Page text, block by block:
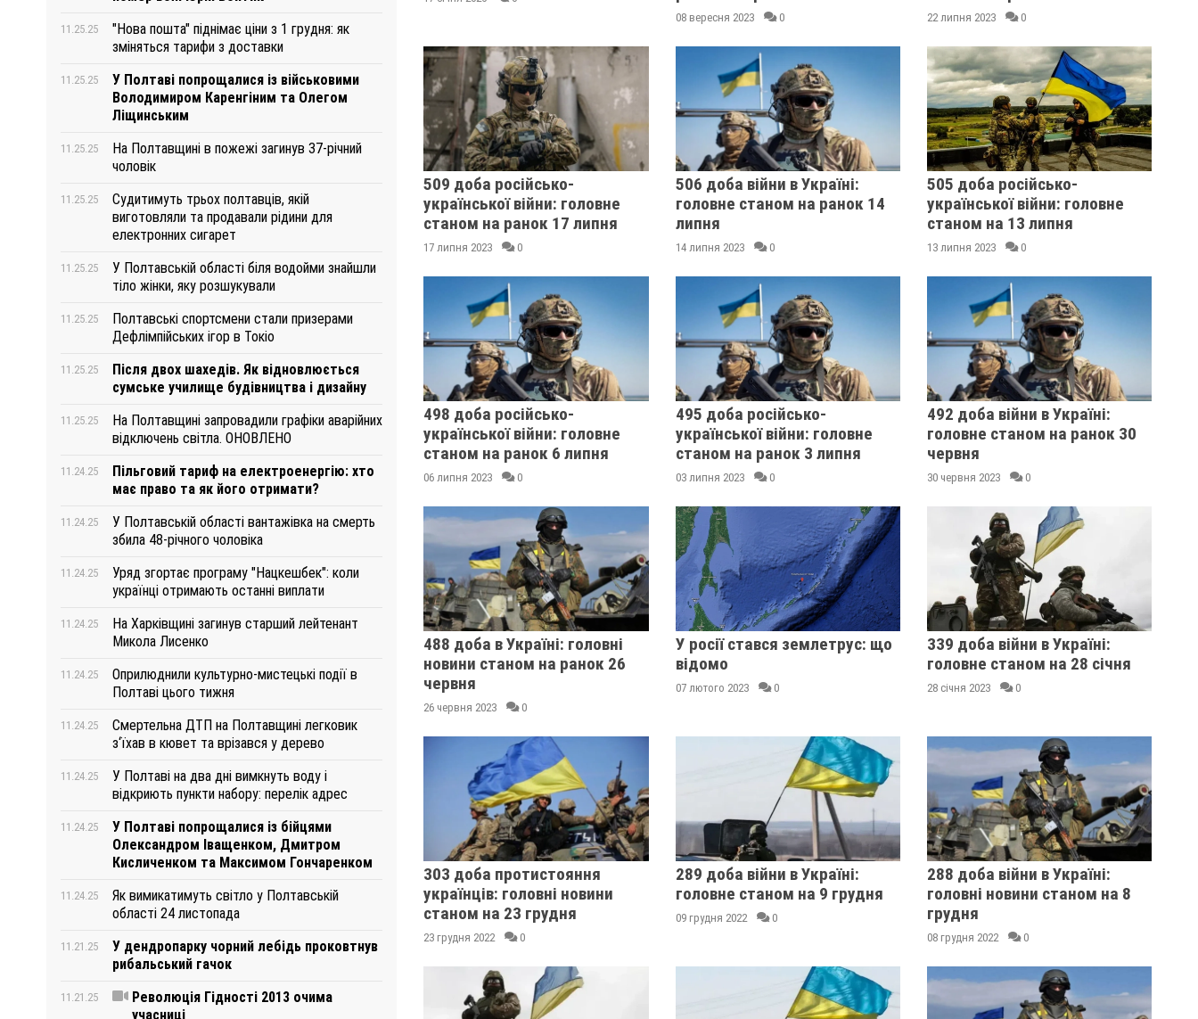
11.25.25
"Нова пошта" піднімає ціни з 1 грудня: як
зміняться тарифи з доставки
11.25.25
У Полтаві попрощалися із військовими
Володимиром Каренгіним та Олегом
Ліщинським
11.25.25
На Полтавщині в пожежі загинув 37-річний
чоловік
11.25.25
Судитимуть трьох полтавців, якій
виготовляли та продавали рідини для
електронних сигарет
11.25.25
У Полтавській області біля водойми знайшли
тіло жінки, яку розшукували
11.25.25
Полтавські спортсмени стали призерами
Дефлімпійських ігор в Токіо
11.25.25
Після двох шахедів. Як відновлюється
сумське училище будівництва і дизайну
11.25.25
На Полтавщині запровадили графіки аварійних
відключень світла. ОНОВЛЕНО
11.24.25
Пільговий тариф на електроенергію: хто
має право та як його отримати?
11.24.25
У Полтавській області вантажівка на смерть
збила 48-річного чоловіка
11.24.25
Уряд згортає програму "Нацкешбек": коли
українці отримають останні виплати
11.24.25
На Харківщині загинув старший лейтенант
Микола Лисенко
11.24.25
Оприлюднили культурно-мистецькі події в
Полтаві цього тижня
11.24.25
Смертельна ДТП на Полтавщині легковик
з‘їхав в кювет та врізався у дерево
11.24.25
У Полтаві на два дні вимкнуть воду і
відкриють пункти набору: перелік адрес
11.24.25
У Полтаві попрощалися із бійцями
Олександром Іващенком, Дмитром
Кисличенком та Максимом Гончаренком
11.24.25
Як вимикатимуть світло у Полтавській
області 24 листопада
11.21.25
У дендропарку чорний лебідь проковтнув
рибальський гачок
11.21.25
Революція Гідності 2013 очима
учасниці
08 вересня 2023 0 22 липня 2023 0
509 доба російсько-
української війни: головне
станом на ранок 17 липня
17 липня 2023 0
506 доба війни в Україні:
головне станом на ранок 14
липня
14 липня 2023 0
505 доба російсько-
української війни: головне
станом на 13 липня
13 липня 2023 0
498 доба російсько-
української війни: головне
станом на ранок 6 липня
06 липня 2023 0
495 доба російсько-
української війни: головне
станом на ранок 3 липня
03 липня 2023 0
492 доба війни в Україні:
головне станом на ранок 30
червня
30 червня 2023 0
488 доба в Україні: головні
новини станом на ранок 26
червня
26 червня 2023 0
У росії стався землетрус: що
відомо
07 лютого 2023 0
339 доба війни в Україні:
головне станом на 28 січня
28 січня 2023 0
303 доба протистояння
українців: головні новини
станом на 23 грудня
23 грудня 2022 0
289 доба війни в Україні:
головне станом на 9 грудня
09 грудня 2022 0
288 доба війни в Україні:
головні новини станом на 8
грудня
08 грудня 2022 0